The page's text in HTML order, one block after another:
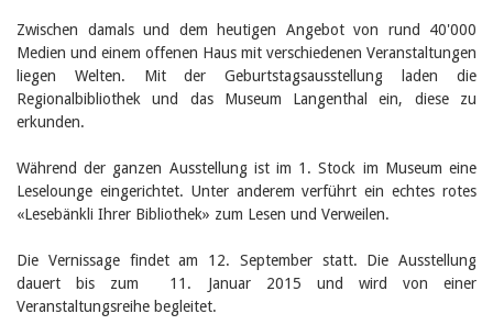
Javier Lopez
Céline Graf
Felicitas Isler
Andrea Grichting
Therese von Weissenfluh
Manuela Nyffeler-Lanker
Alle Autoren
Archiv
Juni 2026
März 2026
Dezember 2025
Zwischen damals und dem heutigen Angebot von rund 40'000
Medien und einem offenen Haus mit verschiedenen Veranstaltungen
liegen Welten. Mit der Geburtstagsausstellung laden die
Regionalbibliothek und das Museum Langenthal ein, diese zu
erkunden.
Während der ganzen Ausstellung ist im 1. Stock im Museum eine
Leselounge eingerichtet. Unter anderem verführt ein echtes rotes
«Lesebänkli Ihrer Bibliothek» zum Lesen und Verweilen.
Die Vernissage findet am 12. September statt. Die Ausstellung
dauert bis zum 11. Januar 2015 und wird von einer
Veranstaltungsreihe begleitet.